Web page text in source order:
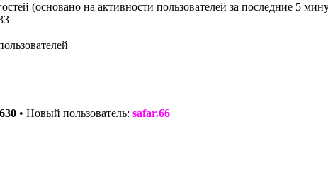
(основано на активности пользователей за последние 5
630 • Новый пользователь: safar.66